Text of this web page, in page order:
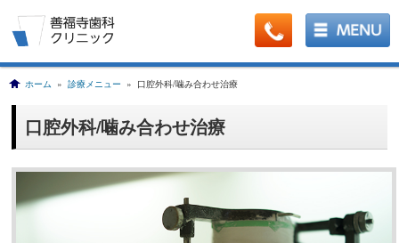
ホーム » 診療メニュー » 口腔外科/噛み合わせ治療
口腔外科/噛み合わせ治療